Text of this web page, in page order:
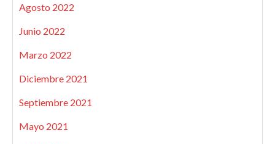
Agosto 2022
Junio 2022
Marzo 2022
Diciembre 2021
Septiembre 2021
Mayo 2021